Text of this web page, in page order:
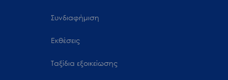
Συνδιαφήμιση
Εκθέσεις
Ταξίδια εξοικείωσης